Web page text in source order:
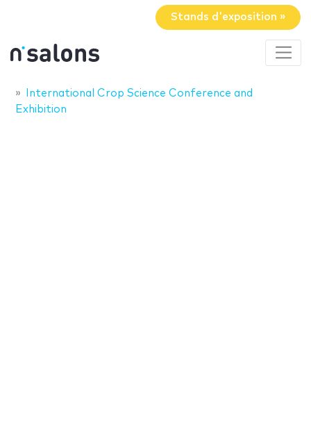
Stands d'exposition »
International Crop Science Conference and
Exhibition